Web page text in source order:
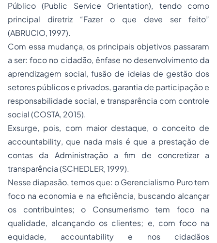
Público (Public Service Orientation), tendo como
principal diretriz “Fazer o que deve ser feito”
(ABRUCIO, 1997).
Com essa mudança, os principais objetivos passaram
a ser: foco no cidadão, ênfase no desenvolvimento da
aprendizagem social, fusão de ideias de gestão dos
setores públicos e privados, garantia de participação e
responsabilidade social, e transparência com controle
social (COSTA, 2015).
Exsurge, pois, com maior destaque, o conceito de
accountability, que nada mais é que a prestação de
contas da Administração a fim de concretizar a
transparência (SCHEDLER, 1999).
Nesse diapasão, temos que: o Gerencialismo Puro tem
foco na economia e na eficiência, buscando alcançar
os contribuintes; o Consumerismo tem foco na
qualidade, alcançando os clientes; e, com foco na
equidade, accountability e nos cidadãos